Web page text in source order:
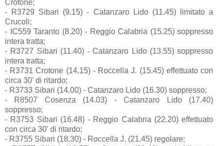
Crotone;
- R3729 Sibari (9.15) - Catanzaro Lido (11.45) limitato a
Crucoli;
- IC559 Taranto (8.20) - Reggio Calabria (15.25) soppresso
intera tratta;
- R3727 Sibari (11.40) - Catanzaro Lido (13.55) soppresso
intera tratta;
- R3731 Crotone (14.15) - Roccella J. (15.45) effettuato con
circa 30' di ritardo;
- R3733 Sibari (14.00) - Catanzaro Lido (16.30) soppresso;
- R8507 Cosenza (14.03) - Catanzaro Lido (17.40)
soppresso;
- R3753 Sibari (16.48) - Reggio Calabria (22.20) effettuato
con circa 30' di ritardo;
- R3755 Sibari (18.30) - Roccella J. (21.45) regolare;